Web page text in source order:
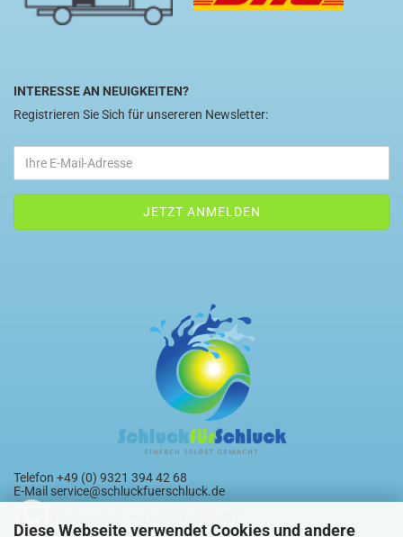
Diese Webseite verwendet Cookies und andere
INTERESSE AN NEUIGKEITEN?
Registrieren Sie Sich für unsereren Newsletter:
Telefon +49 (0) 9321 394 42 68
E-Mailservice@schluckfuerschluck.de